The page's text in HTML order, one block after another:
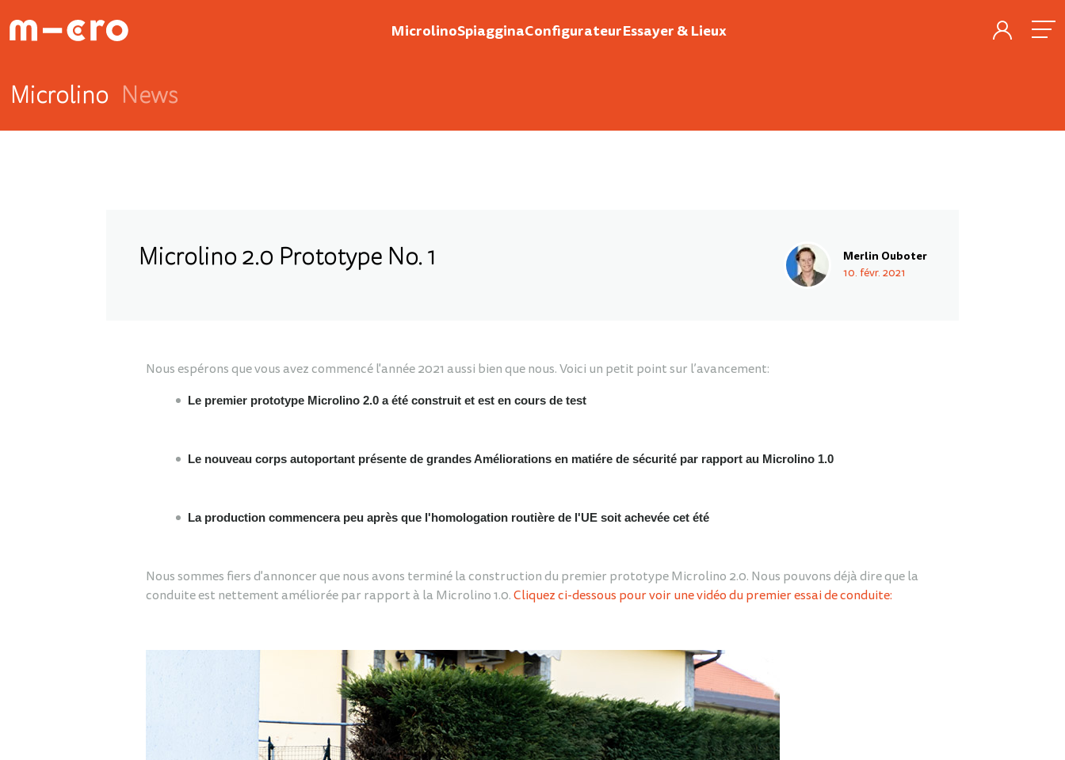
MicrolinoSpiagginaConfigurateur Essayer & Lieux
Microlino News
Microlino 2.0 Prototype No. 1
Merlin Ouboter
10. févr. 2021
Nous espérons que vous avez commencé l'année 2021 aussi bien que nous. Voici un petit point sur l’avancement:
Le premier prototype Microlino 2.0 a été construit et est en cours de test
Le nouveau corps autoportant présente de grandes Améliorations en matiére de sécurité par rapport au Microlino 1.0
La production commencera peu après que l'homologation routière de l'UE soit achevée cet été
Nous sommes fiers d'annoncer que nous avons terminé la construction du premier prototype Microlino 2.0. Nous pouvons déjà dire que la
conduite est nettement améliorée par rapport à la Microlino 1.0. Cliquez ci-dessous pour voir une vidéo du premier essai de conduite: